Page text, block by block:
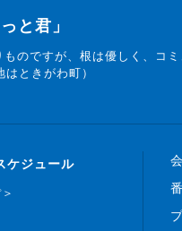
と君」
のですが、根は優しく、コ
ときがわ町）
ケジュール